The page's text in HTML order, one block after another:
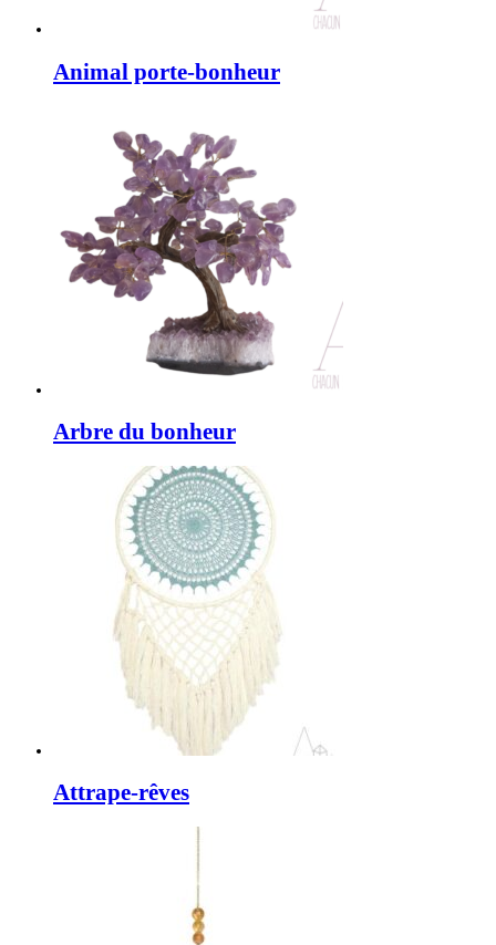
Animal porte-bonheur
Arbre du bonheur
Attrape-rêves